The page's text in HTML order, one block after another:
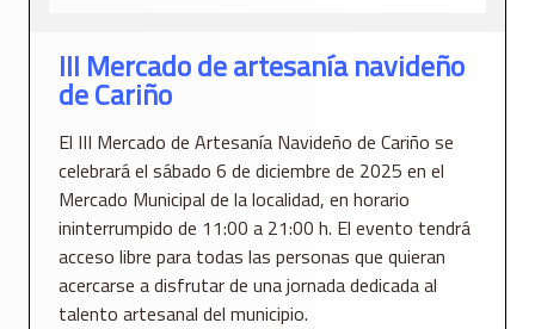
III Mercado de artesanía navideño
de Cariño
El III Mercado de Artesanía Navideño de Cariño se
celebrará el sábado 6 de diciembre de 2025 en el
Mercado Municipal de la localidad, en horario
ininterrumpido de 11:00 a 21:00 h. El evento tendrá
acceso libre para todas las personas que quieran
acercarse a disfrutar de una jornada dedicada al
talento artesanal del municipio.